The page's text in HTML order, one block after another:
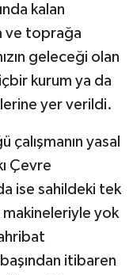
kalan
ve toprağa
geleceği olan
kurum ya da
yer verildi.
yasal
Çevre
ise sahildeki tek
makineleriyle yok
başından itibaren